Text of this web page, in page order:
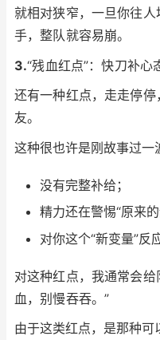
就相对狭窄，一旦你往
手，整队就容易崩。
3.“残血红点”：快刀补心
还有一种红点，走走停
友。
这种很也许是刚故事过一
没有完整补给；
精力还在警惕“原来的
对你这个“新变量”反
对这种红点，我通常会
血，别慢吞吞。”
由于这类红点，是那种